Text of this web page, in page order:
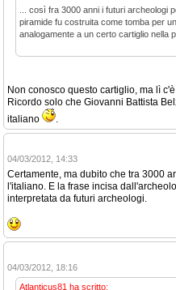
... così fra 3000 anni i futuri archeologi
piramide fu costruita come tomba per
analogamente a un certo cartiglio nella
Non conosco questo cartiglio, ma lì
Ricordo solo che Giovanni Battista
italiano
.
04/03/2012, 14:33
Certamente, ma dubito che tra 3000
l'italiano. E la frase incisa
interpretata da futuri archeologi.
04/03/2012, 18:16
Atlanticus81 ha scritto: